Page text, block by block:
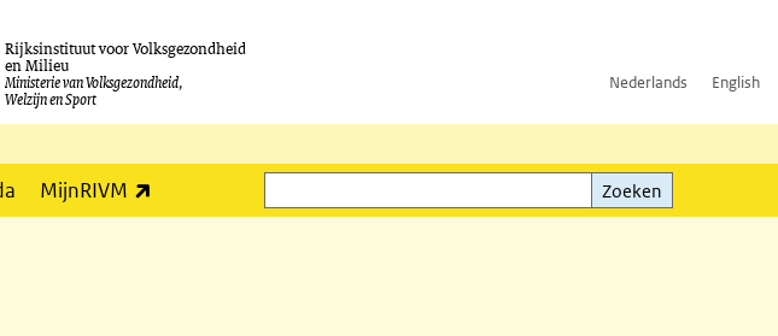
Rijksinstituut voor Volksgezondheid
en Milieu
Ministerie van Volksgezondheid,
Welzijn en Sport
Nederlands English
MijnRIVM
Zoeken
Zoeken